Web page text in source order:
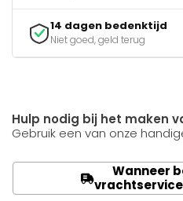
14 dagen bedenktijd
Niet goed, geld terug
Hulp nodig bij het maken
Gebruik een van onze
Wanneer
vrachtservice